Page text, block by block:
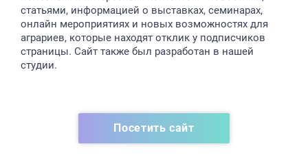
статьями, информацией о выставках, семинарах,
онлайн мероприятиях и новых возможностях для
аграриев, которые находят отклик у подписчиков
страницы. Сайт также был разработан в нашей
студии.
Посетить сайт